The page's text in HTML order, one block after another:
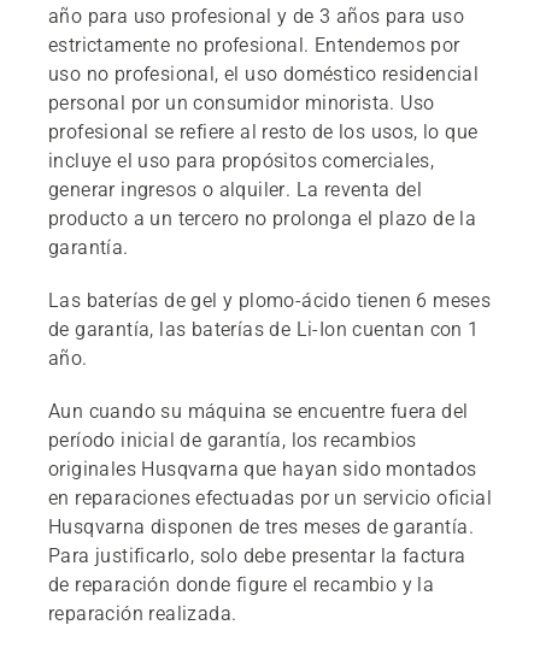
año para uso profesional y de 3 años para uso
estrictamente no profesional. Entendemos por
uso no profesional, el uso doméstico residencial
personal por un consumidor minorista. Uso
profesional se refiere al resto de los usos, lo que
incluye el uso para propósitos comerciales,
generar ingresos o alquiler. La reventa del
producto a un tercero no prolonga el plazo de la
garantía.
Las baterías de gel y plomo-ácido tienen 6 meses
de garantía, las baterías de Li-Ion cuentan con 1
año.
Aun cuando su máquina se encuentre fuera del
período inicial de garantía, los recambios
originales Husqvarna que hayan sido montados
en reparaciones efectuadas por un servicio oficial
Husqvarna disponen de tres meses de garantía.
Para justificarlo, solo debe presentar la factura
de reparación donde figure el recambio y la
reparación realizada.